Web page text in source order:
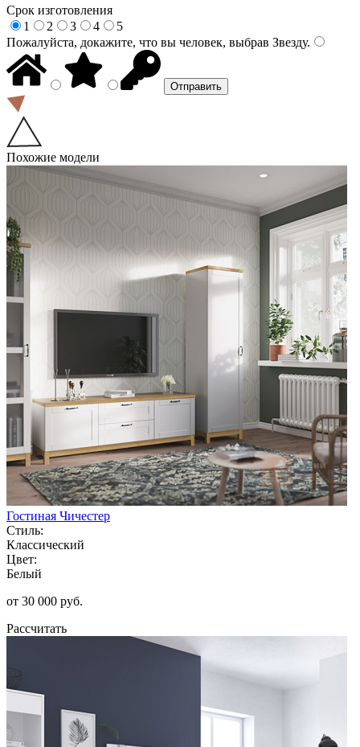
Срок изготовления
1
2 3 4
5
Пожалуйста, докажите, что вы человек, выбрав Звезду.
Похожие модели
Гостиная Чичестер
Стиль:
Классический
Цвет:
Белый
от 30 000 руб.
Рассчитать